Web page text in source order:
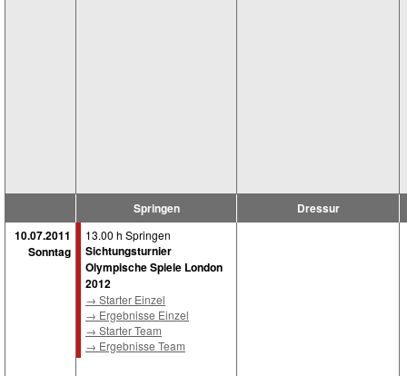
Springen
Dressur
10.07.2011
Sonntag
13.00 h Springen
Sichtungsturnier
Olympische Spiele London
2012
→ Starter Einzel
→ Ergebnisse Einzel
→ Starter Team
→ Ergebnisse Team